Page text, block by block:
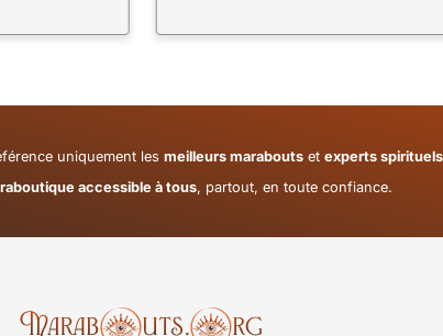
uniquement les meilleurs maraboutset experts spirituels
accessible à tous, partout, en toute confiance.